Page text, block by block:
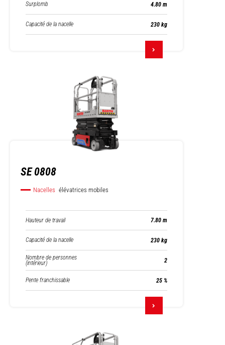
Surplomb 4.80 m
Capacité de la nacelle 230 kg
SE 0808
Nacelles élévatrices mobiles
Hauteur de travail 7.80 m
Capacité de la nacelle 230 kg
Nombre de personnes
(intérieur) 2
Pente franchissable 25 %